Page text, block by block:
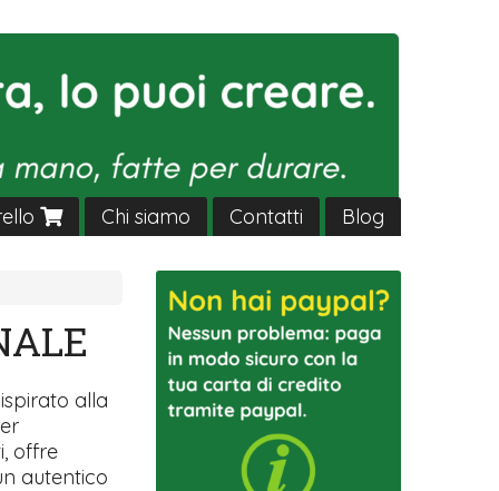
Chi siamo Contatti Blog
alla
offre
autentico